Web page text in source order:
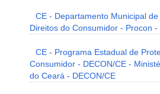
CE - Departamento Municipal
Direitos do Consumidor - Procon
CE - Programa Estadual de
Consumidor - DECON/CE -
do Ceará - DECON/CE